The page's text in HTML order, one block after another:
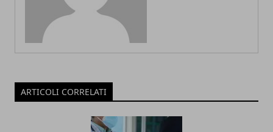
ARTICOLI CORRELATI